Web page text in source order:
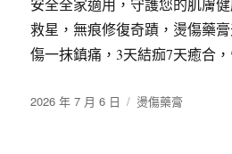
安全全家適用，守護您的肌膚
救星，無痕修復奇蹟，燙傷藥
傷一抹鎮痛，3天結痂7天癒合，
發
2026 年 7 月 6 日
分
燙傷藥膏